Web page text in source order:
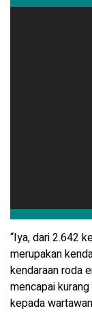
“Iya, dari 2.642
merupakan
kendaraan roda
mencapai
kepada